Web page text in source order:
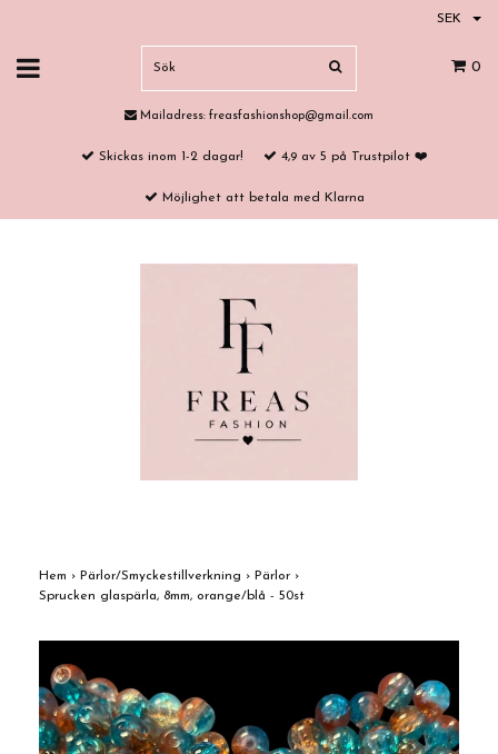
SEK
0
Mailadress: freasfashionshop@gmail.com
Skickas inom 1-2 dagar! 4,9 av 5 på Trustpilot ❤️
Möjlighet att betala med Klarna
Hem › Pärlor/Smyckestillverkning › Pärlor ›
Sprucken glaspärla, 8mm, orange/blå - 50st